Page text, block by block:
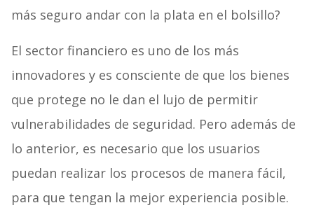
más seguro andar con la plata en el bolsillo?
El sector financiero es uno de los más
innovadores y es consciente de que los bienes
que protege no le dan el lujo de permitir
vulnerabilidades de seguridad. Pero además de
lo anterior, es necesario que los usuarios
puedan realizar los procesos de manera fácil,
para que tengan la mejor experiencia posible.